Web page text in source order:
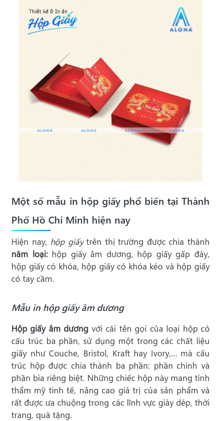
Một số mẫu in hộp giấy phổ biến tại Thành
Phố Hồ Chí Minh hiện nay
Hiện nay, hộp giấytrên thị trường được chia thành
năm loại:hộp giấy âm dương, hộp giấy gấp đáy,
hộp giấy có khóa, hộp giấy có khóa kéo và hộp giấy
có tay cầm.
Mẫu in hộp giấy âm dương
Hộp giấy âm dương với cái tên gọi của loại hộp có
cấu trúc ba phần, sử dụng một trong các chất liệu
giấy như Couche, Bristol, Kraft hay Ivory,… mà cấu
trúc hộp được chia thành ba phần: phần chính và
phần bìa riêng biệt. Những chiếc hộp này mang tính
thẩm mỹ tinh tế, nâng cao giá trị của sản phẩm và
rất được ưa chuộng trong các lĩnh vực giày dép, thời
trang, quà tặng.